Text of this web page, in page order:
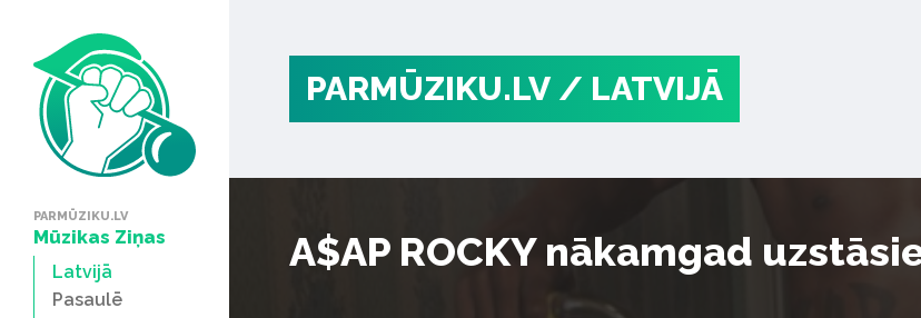
PARMŪZIKU.LV
Mūzikas Ziņas
Latvijā
Pasaulē
PARMŪZIKU.LV / LATVIJĀ
A$AP ROCKY nākamgad